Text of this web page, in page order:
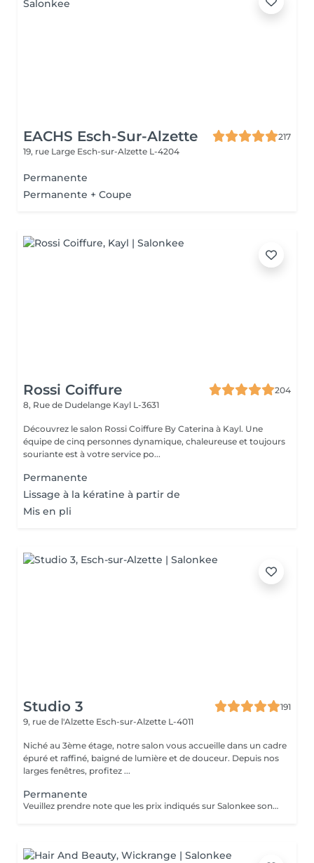
EACHS Esch-Sur-Alzette
217
19, rue Large Esch-sur-Alzette L-4204
Permanente
Permanente + Coupe
Rossi Coiffure
204
8, Rue de Dudelange Kayl L-3631
Découvrez le salon Rossi Coiffure By Caterina à Kayl. Une
équipe de cinq personnes dynamique, chaleureuse et toujours
souriante est à votre service po...
Permanente
Lissage à la kératine à partir de
Mis en pli
Studio 3
191
9, rue de l'Alzette Esch-sur-Alzette L-4011
Niché au 3ème étage, notre salon vous accueille dans un cadre
épuré et raffiné, baigné de lumière et de douceur. Depuis nos
larges fenêtres, profitez ...
Permanente
Veuillez prendre note que les prix indiqués sur Salonkee sont communiqués à titre informatif et s'entendent de base. Ces derniers sont susceptibles de varier selon le diagnostic réalisé à votre arrivée au salon et l'expertise du professionnel à qui vous confiez votre beauté. Dans tous les cas, un devis précis vous sera proposé et toutes réalisations de prestations seront effectuées avec votre accord. Un grand merci d'avance pour votre compréhension. Au plaisir de vous recevoir très vite.